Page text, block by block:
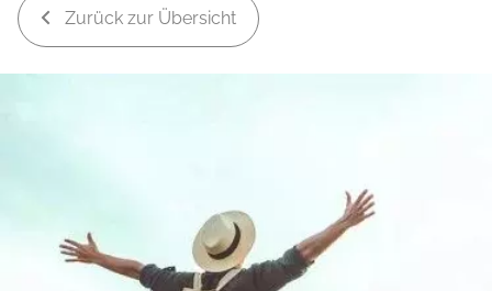
Zurück zur Übersicht